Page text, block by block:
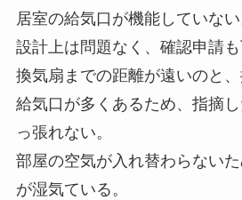
居室の給気口が機能していない
設計上は問題なく、確認申請も
換気扇までの距離が遠いのと
給気口が多くあるため、指摘し
っ張れない。
部屋の空気が入れ替わらない
が湿気ている。